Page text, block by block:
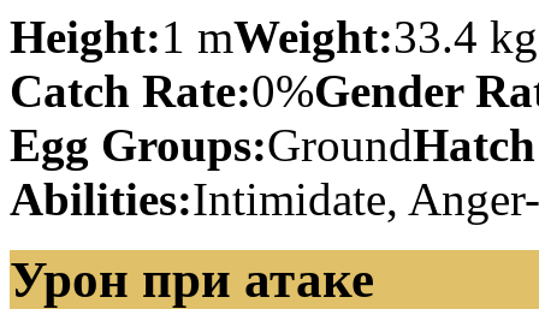
Height:1 mWeight:33.4 kg
Catch Rate:0%Gender
Egg Groups:Ground
Abilities:Intimidate,
Урон при атаке